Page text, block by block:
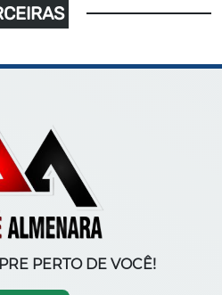
PERTO DE VOCÊ!